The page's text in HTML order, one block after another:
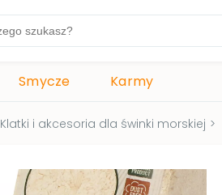
Smycze Karmy
Klatki i akcesoria dla świnki morskiej >